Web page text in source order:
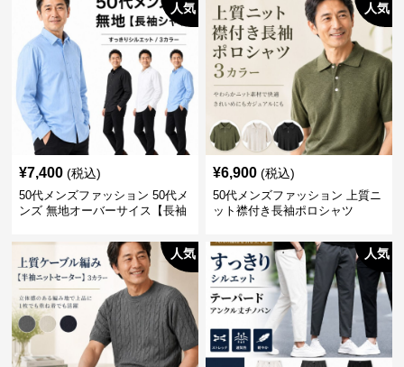
人気
¥7,400 (税込)
50代メンズファッション 50代メ
ンズ 無地オーバーサイス【長袖
人気
¥6,900 (税込)
50代メンズファッション 上質ニ
ット襟付き長袖ポロシャツ
人気 人気